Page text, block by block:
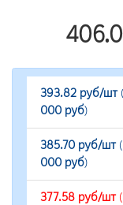
393.82 руб/шт
000 руб)
385.70 руб/шт
000 руб)
377.58 руб/шт